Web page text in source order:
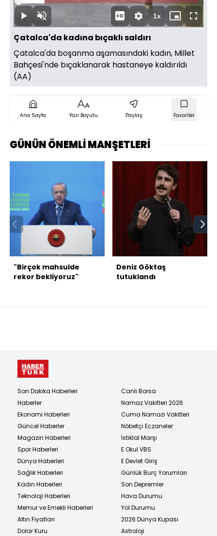
OynatSesi
Aç
Süre
Yüklendi:
14.42%
1xOynatma
Hızı
Mini
oynatıcı
Tam
Ekran
Çatalca'da kadına bıçaklı saldırı
Çatalca'da boşanma aşamasındaki kadın, Millet
Bahçesi'nde bıçaklanarak hastaneye kaldırıldı
(AA)
Ana Sayfa Yazı Boyutu Paylaş Favoriler
GÜNÜN ÖNEMLİ MANŞETLERİ
"Birçok mahsulde
rekor bekliyoruz"
Deniz Göktaş
tutuklandı
Son Dakika Haberleri
Haberler
Ekonomi Haberleri
Güncel Haberler
Magazin Haberleri
Spor Haberleri
Dünya Haberleri
Sağlık Haberleri
Kadın Haberleri
Teknoloji Haberleri
Memur ve Emekli Haberleri
Altın Fiyatları
Dolar Kuru
Canlı Borsa
Namaz Vakitleri 2026
Cuma Namazı Vakitleri
Nöbetçi Eczaneler
İstiklal Marşı
E Okul VBS
E Devlet Giriş
Günlük Burç Yorumları
Son Depremler
Hava Durumu
Yol Durumu
2026 Dünya Kupası
Astroloji